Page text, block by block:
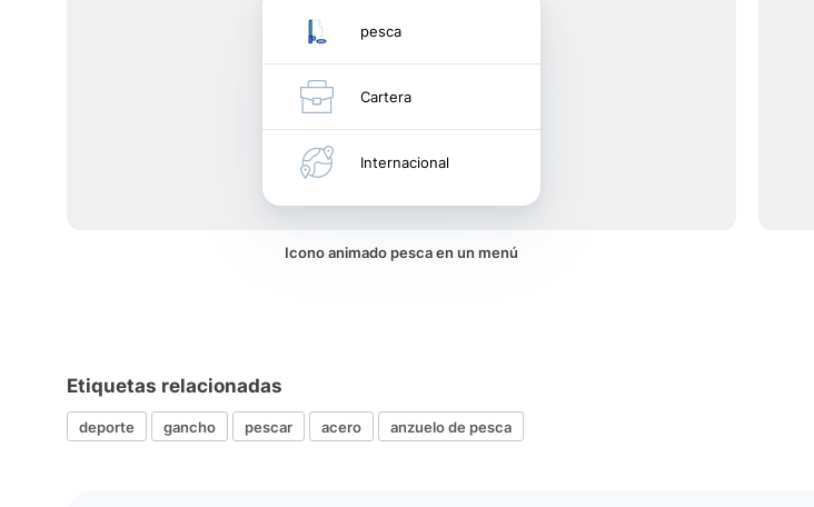
pesca
Cartera
Internacional
Icono animado pesca en un menú
Etiquetas relacionadas
deporte gancho pescar acero anzuelo de pesca